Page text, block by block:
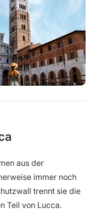
aus der
immer noch
trennt sie die
Teil von Lucca.